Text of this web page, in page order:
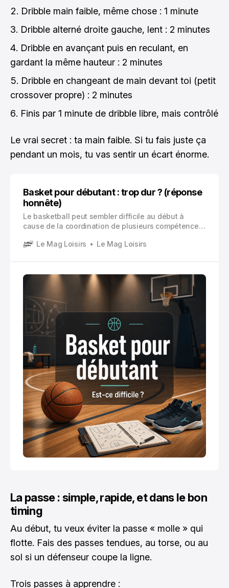
Dribble main faible, même chose : 1 minute
Dribble alterné droite gauche, lent : 2 minutes
Dribble en avançant puis en reculant, en
gardant la même hauteur : 2 minutes
Dribble en changeant de main devant toi (petit
crossover propre) : 2 minutes
Finis par 1 minute de dribble libre, mais contrôlé
Le vrai secret : ta main faible. Si tu fais juste ça
pendant un mois, tu vas sentir un écart énorme.
Basket pour débutant : trop dur ? (réponse
honnête)
Le basketball peut sembler difficile au début à
cause de la coordination de plusieurs compétences
Le Mag Loisirs
Le Mag Loisirs
La passe : simple, rapide, et dans le bon
timing
Au début, tu veux éviter la passe « molle » qui
flotte. Fais des passes tendues, au torse, ou au
sol si un défenseur coupe la ligne.
Trois passes à apprendre :